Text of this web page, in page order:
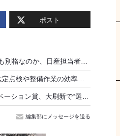
ポスト
なぜGT-Rは18年経っても別格なのか、日産担当者が語るブランドの重み…いいクルマアワード2026
OBD検査だけでなく、法定点検や整備作業の効率化 & 時間短縮に貢献する最新型スキャンツール『HDM-10000』を「IAAE 2026」でアピール…Astemoアフターマーケットジャパン
編集部にメッセージを送る